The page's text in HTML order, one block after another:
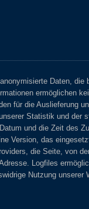
Daten, die
ermöglichen
für die Auslieferung
Statistik und der
und die Zeit des
Version, das
die Seite, von
Logfiles
Nutzung unserer